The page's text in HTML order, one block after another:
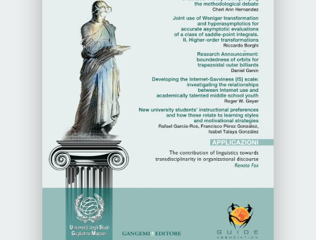
Proposte di pubblicazione
Gangemi Editore
Newsletter